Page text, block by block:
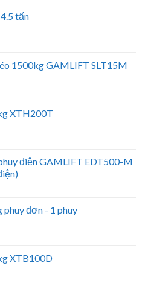
tấn
1500kg GAMLIFT SLT15M
XTH200T
điện GAMLIFT EDT500-M
phuy đơn - 1 phuy
XTB100D